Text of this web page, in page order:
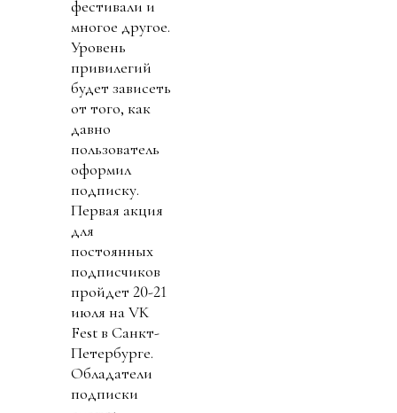
фестивали и
многое другое.
Уровень
привилегий
будет зависеть
от того, как
давно
пользователь
оформил
подписку.
Первая акция
для
постоянных
подписчиков
пройдет 20-21
июля на VK
Fest в Санкт-
Петербурге.
Обладатели
подписки